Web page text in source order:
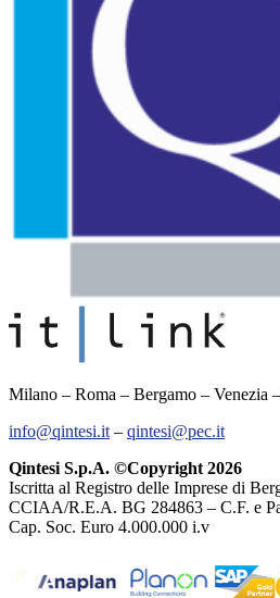
Milano – Roma – Bergamo – Venezia
info@qintesi.it – qintesi@pec.it
Qintesi S.p.A. ©Copyright 2026
Iscritta al Registro delle Imprese di
CCIAA/R.E.A. BG 284863 – C.F. e
Cap. Soc. Euro 4.000.000 i.v